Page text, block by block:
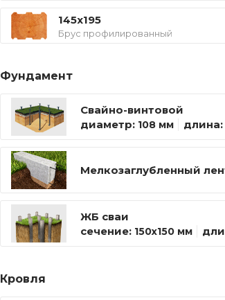
145x195
Брус профилированный
Фундамент
Свайно-винтовой
диаметр: 108 мм длина:
Мелкозаглубленный
ЖБ сваи
сечение: 150х150 мм
Кровля